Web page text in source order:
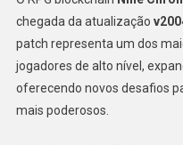
chegada da atualização
patch representa um dos
jogadores de alto nível,
oferecendo novos desafios
mais poderosos.